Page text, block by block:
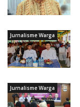
Jurnalisme Warga
Jurnalisme Warga